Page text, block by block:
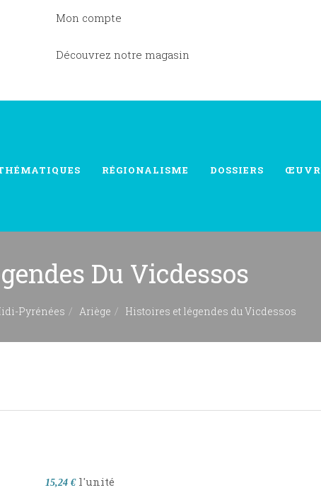
Mon compte
Découvrez notre magasin
RÉGIONALISME DOSSIERS
Du Vicdessos
Pyrénées Ariège Histoires et légendes du Vicdessos
15,24 € l'unité